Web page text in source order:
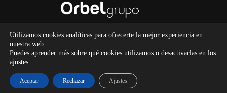
© 2025 OMA Academia Industrial OBG
| All Rights
Reserved
Aviso legal
Política de cookies
Utilizamos cookies analíticas para ofrecerte la mejor experiencia en
nuestra web.
Puedes aprender más sobre qué cookies utilizamos o desactivarlas en los
ajustes.
Aceptar Rechazar Ajustes